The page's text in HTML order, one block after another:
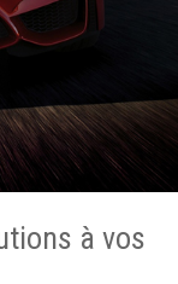
à vos